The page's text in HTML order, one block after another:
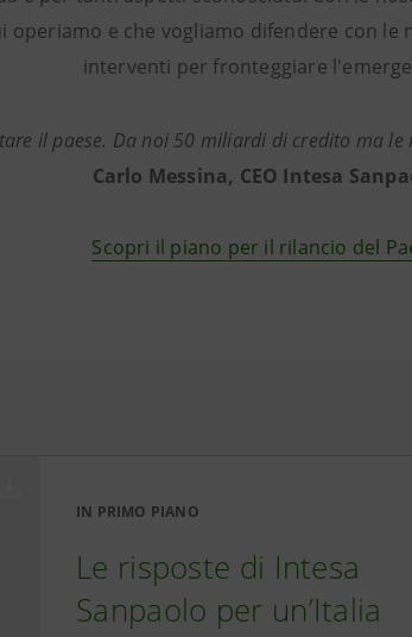
operiamo e che vogliamo difendere con
interventi per fronteggiare
il paese. Da noi 50 miliardi di credito ma
Carlo Messina, CEO Intesa
Scopri il piano per il rilancio del
IN PRIMO PIANO
Le risposte di Intesa
Sanpaolo per un’Italia